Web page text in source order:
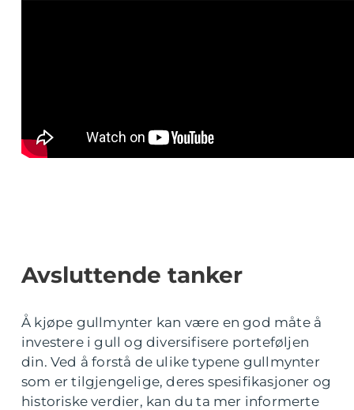
Avsluttende tanker
Å kjøpe gullmynter kan være en god måte å
investere i gull og diversifisere porteføljen
din. Ved å forstå de ulike typene gullmynter
som er tilgjengelige, deres spesifikasjoner og
historiske verdier, kan du ta mer informerte